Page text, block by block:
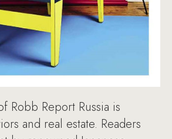
Robb Report Russia is
and real estate. Readers